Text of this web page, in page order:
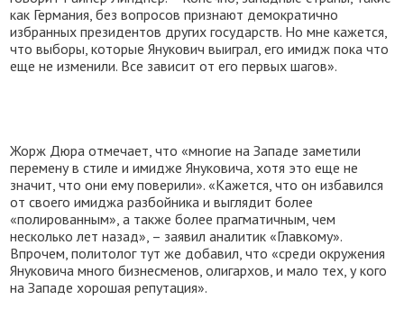
как Германия, без вопросов признают демократично
избранных президентов других государств. Но мне кажется,
что выборы, которые Янукович выиграл, его имидж пока что
еще не изменили. Все зависит от его первых шагов».
Жорж Дюра отмечает, что «многие на Западе заметили
перемену в стиле и имидже Януковича, хотя это еще не
значит, что они ему поверили». «Кажется, что он избавился
от своего имиджа разбойника и выглядит более
«полированным», а также более прагматичным, чем
несколько лет назад», – заявил аналитик «Главкому».
Впрочем, политолог тут же добавил, что «среди окружения
Януковича много бизнесменов, олигархов, и мало тех, у кого
на Западе хорошая репутация».